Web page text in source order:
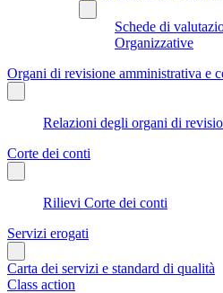
Schede di
Organizzative
Organi di revisione amministrativa e
Relazioni degli organi di
Corte dei conti
Rilievi Corte dei conti
Servizi erogati
Carta dei servizi e standard di qualità
Class action